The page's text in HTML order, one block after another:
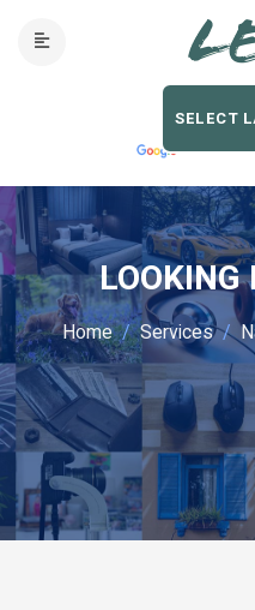
LOOKING
Home Services